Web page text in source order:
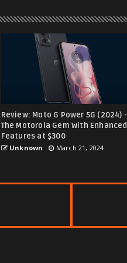
Review: Moto G Power 5G (2024) -
The Motorola Gem With Enhanced
Features at $300
Unknown March 21, 2024